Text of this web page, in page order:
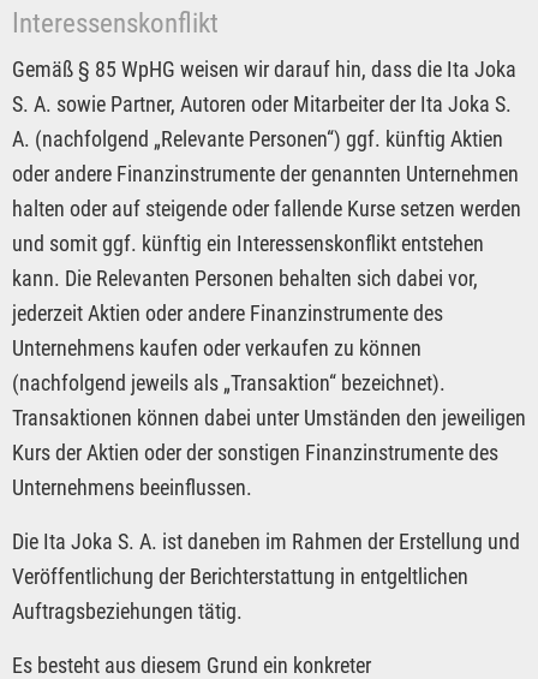
Interessenskonflikt
Gemäß § 85 WpHG weisen wir darauf hin, dass die Ita Joka
S. A. sowie Partner, Autoren oder Mitarbeiter der Ita Joka S.
A. (nachfolgend „Relevante Personen“) ggf. künftig Aktien
oder andere Finanzinstrumente der genannten Unternehmen
halten oder auf steigende oder fallende Kurse setzen werden
und somit ggf. künftig ein Interessenskonflikt entstehen
kann. Die Relevanten Personen behalten sich dabei vor,
jederzeit Aktien oder andere Finanzinstrumente des
Unternehmens kaufen oder verkaufen zu können
(nachfolgend jeweils als „Transaktion“ bezeichnet).
Transaktionen können dabei unter Umständen den jeweiligen
Kurs der Aktien oder der sonstigen Finanzinstrumente des
Unternehmens beeinflussen.
Die Ita Joka S. A. ist daneben im Rahmen der Erstellung und
Veröffentlichung der Berichterstattung in entgeltlichen
Auftragsbeziehungen tätig.
Es besteht aus diesem Grund ein konkreter